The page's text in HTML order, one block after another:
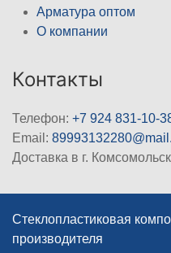
Арматура оптом
О компании
Контакты
Телефон: +7 924 831-10-
Email:
Доставка в г. Комсомольск
Стеклопластиковая
производителя